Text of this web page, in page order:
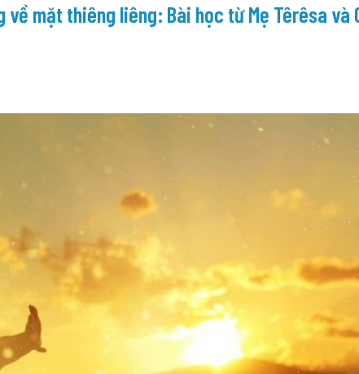
mặt thiêng liêng: Bài học từ Mẹ Têrêsa và